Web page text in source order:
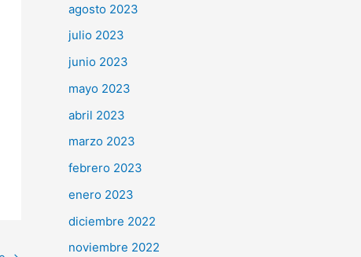
agosto 2023
julio 2023
junio 2023
mayo 2023
abril 2023
marzo 2023
febrero 2023
enero 2023
diciembre 2022
noviembre 2022